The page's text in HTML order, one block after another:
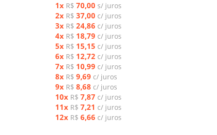
1x R$ 70,00 s/ juros
2x R$ 37,00 c/ juros
3x R$ 24,86 c/ juros
4x R$ 18,79 c/ juros
5x R$ 15,15 c/ juros
6x R$ 12,72 c/ juros
7x R$ 10,99 c/ juros
8x R$ 9,69 c/ juros
9x R$ 8,68 c/ juros
10x R$ 7,87 c/ juros
11x R$ 7,21 c/ juros
12x R$ 6,66 c/ juros